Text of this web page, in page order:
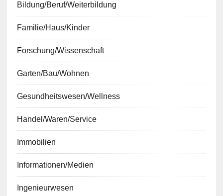
Bildung/Beruf/Weiterbildung
Familie/Haus/Kinder
Forschung/Wissenschaft
Garten/Bau/Wohnen
Gesundheitswesen/Wellness
Handel/Waren/Service
Immobilien
Informationen/Medien
Ingenieurwesen